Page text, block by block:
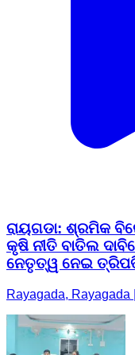
ରାୟଗଡା: ଶ୍ରମିକ
କୃଷି ନୀତି ବାତିଲ
ନେତୃତ୍ୱ ନେଇ
Rayagada, Rayagada